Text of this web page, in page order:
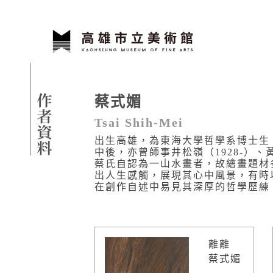
高雄市立美術館
網頁導覽
:::
蔡式媚
Tsai Shih-Mei
出生高雄，為東海大學哲學系博士
中後，亦曾師事井松嶺（1928-）、
蔡氏自認為一山水畫者，故繪畫題
出人生感觸，展現其心中風景，有
在創作自述中易見其深厚的哲學歷
離離
蔡式媚